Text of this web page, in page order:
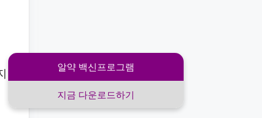
알약 백신프로그램
지금 다운로드하기